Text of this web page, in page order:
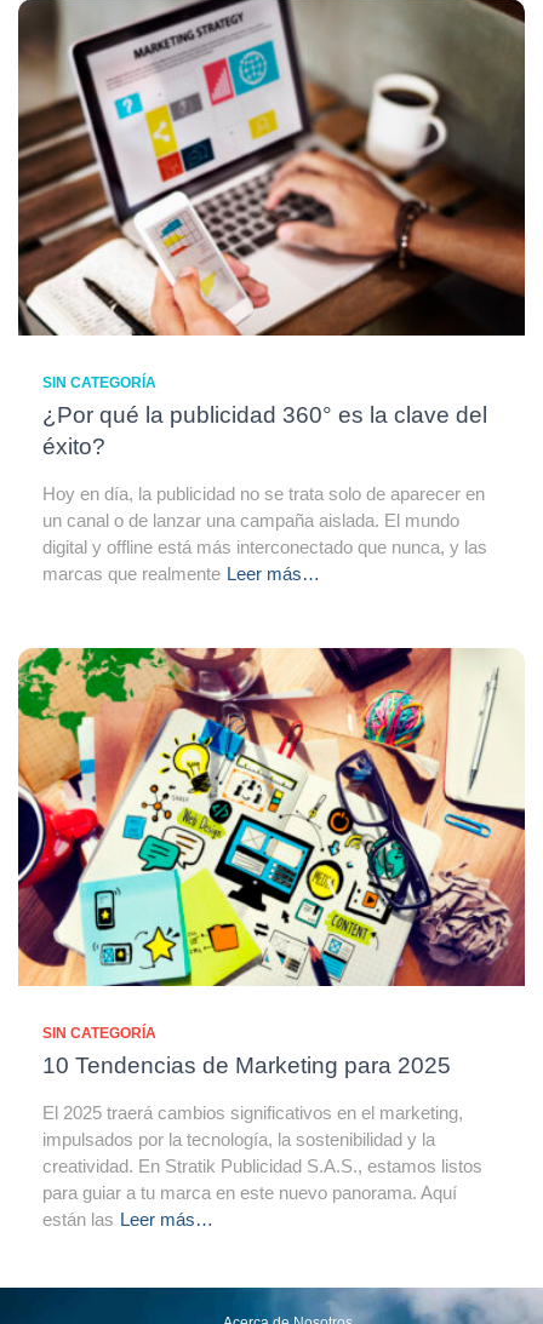
SIN CATEGORÍA
¿Por qué la publicidad 360° es la clave del
éxito?
Hoy en día, la publicidad no se trata solo de aparecer en
un canal o de lanzar una campaña aislada. El mundo
digital y offline está más interconectado que nunca, y las
marcas que realmente Leer más…
SIN CATEGORÍA
10 Tendencias de Marketing para 2025
El 2025 traerá cambios significativos en el marketing,
impulsados por la tecnología, la sostenibilidad y la
creatividad. En Stratik Publicidad S.A.S., estamos listos
para guiar a tu marca en este nuevo panorama. Aquí
están las Leer más…